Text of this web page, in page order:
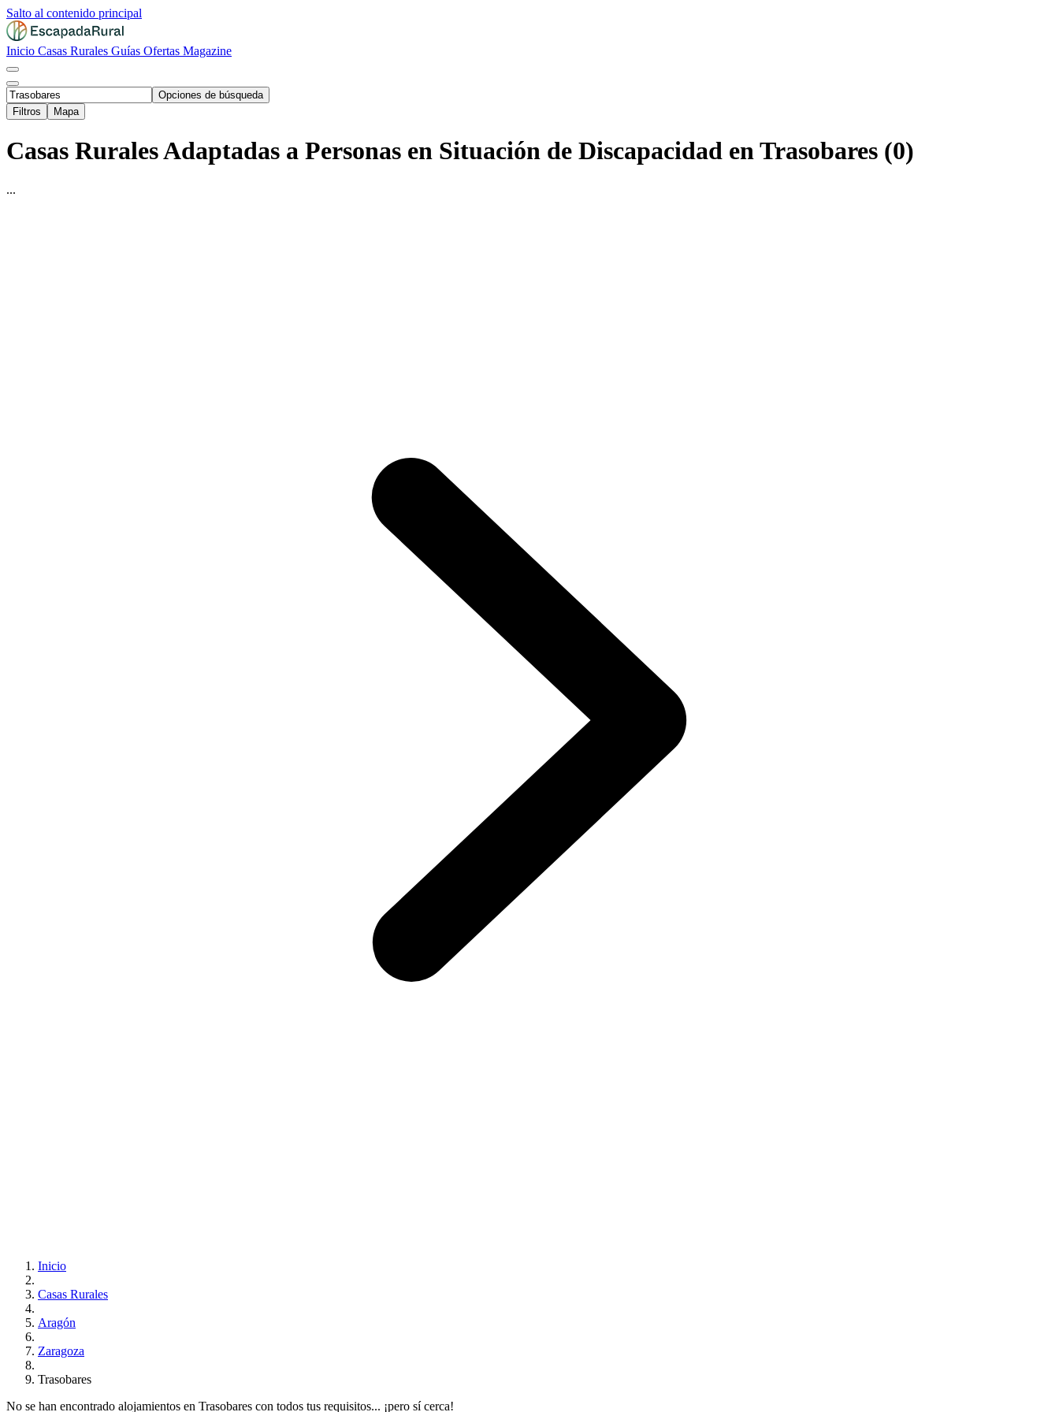
Salto al contenido principal
Inicio Casas Rurales Guías Ofertas Magazine
Opciones de búsqueda
Filtros
Mapa
Casas Rurales Adaptadas a Personas en Situación de Discapacidad en Trasobares (0)
...
Inicio
Casas Rurales
Aragón
Zaragoza
Trasobares
No se han encontrado alojamientos en Trasobares con todos tus requisitos... ¡pero sí cerca!